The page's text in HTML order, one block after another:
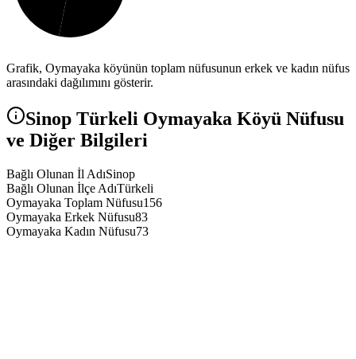
Grafik, Oymayaka köyünün toplam nüfusunun erkek ve kadın nüfus
arasındaki dağılımını gösterir.
Sinop Türkeli Oymayaka Köyü Nüfusu
ve Diğer Bilgileri
Bağlı Olunan İl AdıSinop
Bağlı Olunan İlçe AdıTürkeli
Oymayaka Toplam Nüfusu156
Oymayaka Erkek Nüfusu83
Oymayaka Kadın Nüfusu73